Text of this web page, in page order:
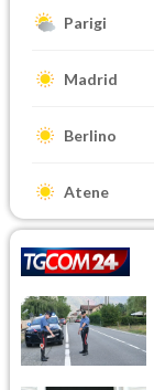
Parigi
Madrid
Berlino
Atene